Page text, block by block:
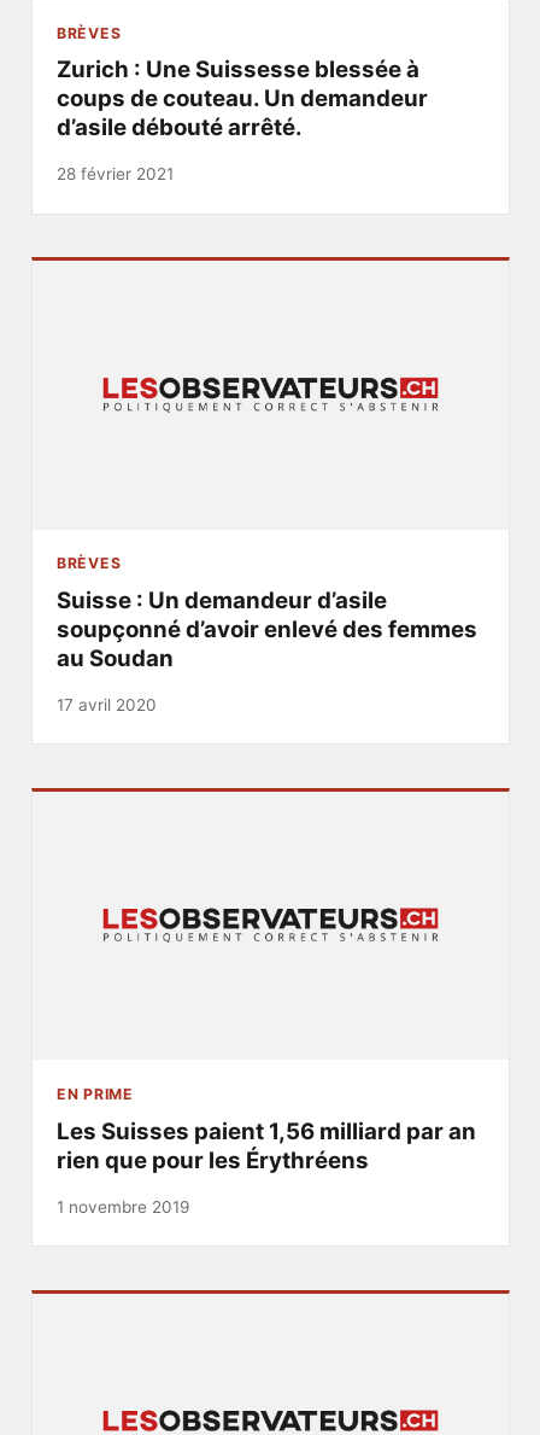
BRÈVES
Zurich : Une Suissesse blessée à
coups de couteau. Un demandeur
d’asile débouté arrêté.
28 février 2021
BRÈVES
Suisse : Un demandeur d’asile
soupçonné d’avoir enlevé des femmes
au Soudan
17 avril 2020
EN PRIME
Les Suisses paient 1,56 milliard par an
rien que pour les Érythréens
1 novembre 2019